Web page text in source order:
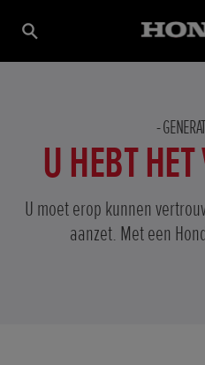
U HEBT
U moet erop kunnen
aanzet. Met een